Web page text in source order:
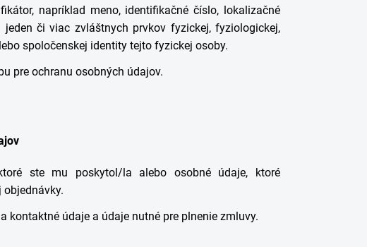
napríklad meno, identifikačné číslo, lokalizačné
či viac zvláštnych prvkov fyzickej, fyziologickej,
spoločenskej identity tejto fyzickej osoby.
pre ochranu osobných údajov.
ste mu poskytol/la alebo osobné údaje, ktoré
kontaktné údaje a údaje nutné pre plnenie zmluvy.